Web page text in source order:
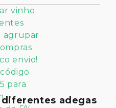
adegas